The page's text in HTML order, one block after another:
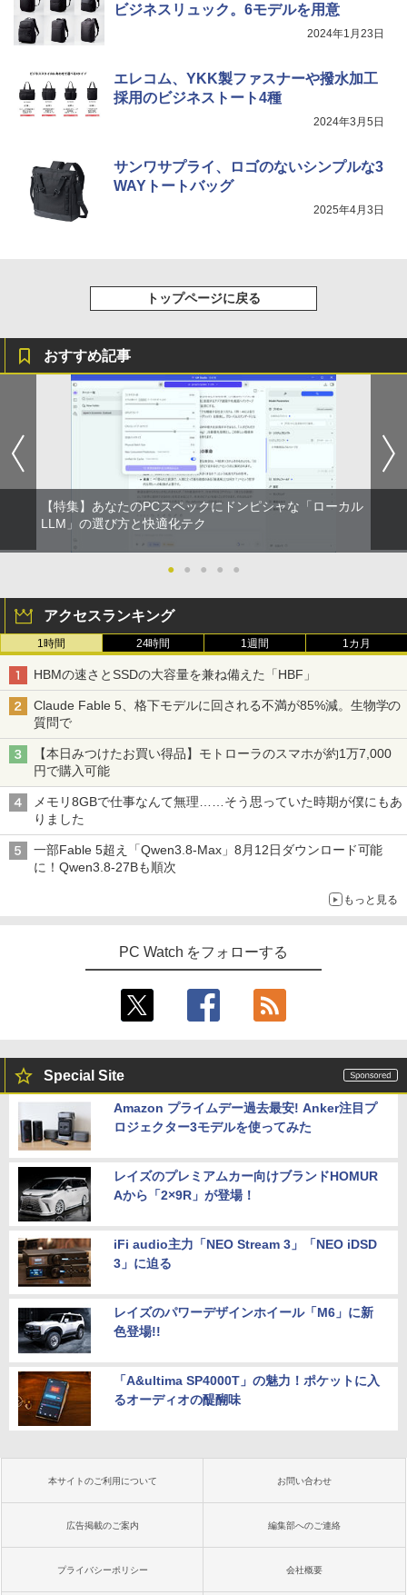
BUGS LIFE
コカ・コーラ やかんの麦茶 from 爽健美茶 ラ
￥2,009
スーパーの裏でヤニ吸うふたり 9巻 (デジタル
ビジネスリュック。6モデルを用意
2024年1月23日
エレコム、YKK製ファスナーや撥水加工
採用のビジネストート4種
2024年3月5日
サンワサプライ、ロゴのないシンプルな3
WAYトートバッグ
2025年4月3日
トップページに戻る
おすすめ記事
【特集】あなたのPCスペックにドンピシャな「ローカル
LLM」の選び方と快適化テク
● ● ● ● ●
アクセスランキング
1時間 24時間 1週間 1カ月
HBMの速さとSSDの大容量を兼ね備えた「HBF」
Claude Fable 5、格下モデルに回される不満が85%減。生物学の
質問で
【本日みつけたお買い得品】モトローラのスマホが約1万7,000
円で購入可能
メモリ8GBで仕事なんて無理……そう思っていた時期が僕にもあ
りました
一部Fable 5超え「Qwen3.8-Max」8月12日ダウンロード可能
に！Qwen3.8-27Bも順次
もっと見る
PC Watch をフォローする
Special Site
Amazon プライムデー過去最安! Anker注目プ
ロジェクター3モデルを使ってみた
レイズのプレミアムカー向けブランドHOMUR
Aから「2×9R」が登場！
iFi audio主力「NEO Stream 3」「NEO iDSD
3」に迫る
レイズのパワーデザインホイール「M6」に新
色登場!!
「A&ultima SP4000T」の魅力！ポケットに入
るオーディオの醍醐味
本サイトのご利用について お問い合わせ
広告掲載のご案内 編集部へのご連絡
プライバシーポリシー 会社概要